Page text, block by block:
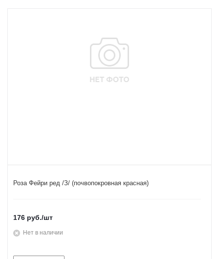
Роза Фейри ред /З/ (почвопокровная красная)
176 руб./шт
Нет в наличии